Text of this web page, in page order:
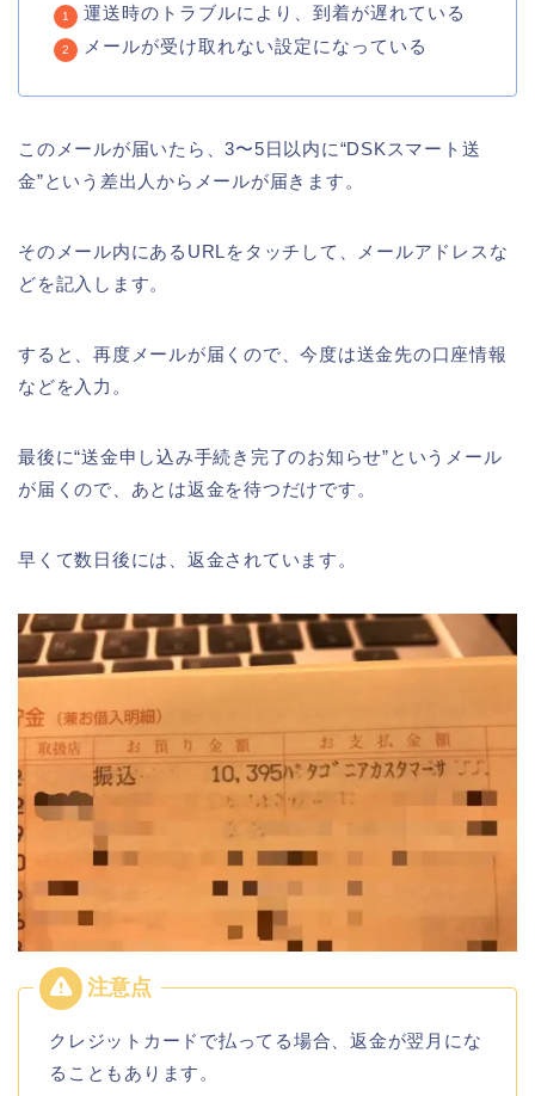
運送時のトラブルにより、到着が遅れている
メールが受け取れない設定になっている
このメールが届いたら、3〜5日以内に“DSKスマート送
金”という差出人からメールが届きます。
そのメール内にあるURLをタッチして、メールアドレスな
どを記入します。
すると、再度メールが届くので、今度は送金先の口座情報
などを入力。
最後に“送金申し込み手続き完了のお知らせ”というメール
が届くので、あとは返金を待つだけです。
早くて数日後には、返金されています。
クレジットカードで払ってる場合、返金が翌月にな
ることもあります。